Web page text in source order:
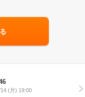
(月) 19:00